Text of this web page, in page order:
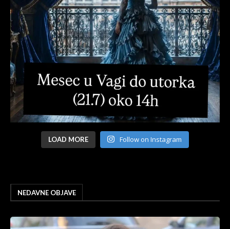
LOAD MORE Follow on Instagram
NEDAVNE OBJAVE